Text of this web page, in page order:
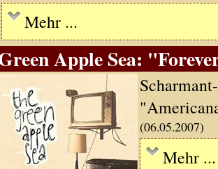
Mehr ...
Apple Sea:
(06.05.2007)
Mehr ...